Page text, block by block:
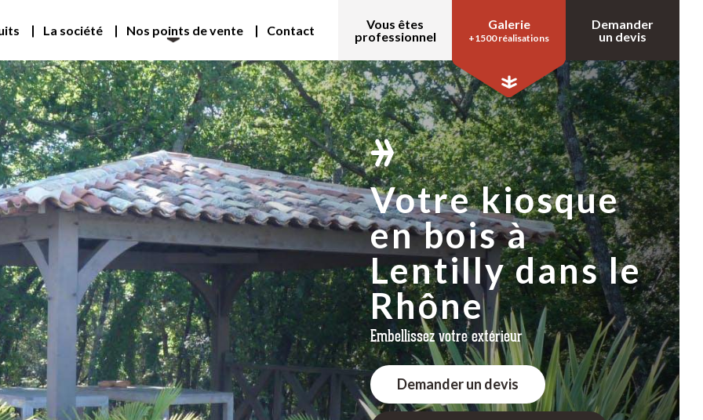
La société Nos points de vente Contact
Vous êtes
professionnel
Galerie
+1500 réalisations
Demander
un devis
Votre kiosque
en bois à
Lentilly dans le
Rhône
Embellissez votre extérieur
Demander un devis